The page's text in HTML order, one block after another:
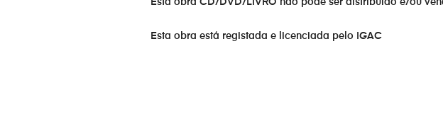
Esta obra CD/DVD/LIVRO não pode ser distribuído e/ou
Esta obra está registada e licenciada pelo IGAC